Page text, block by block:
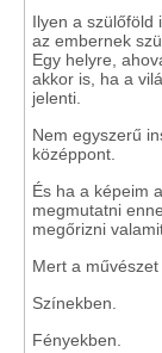
Ilyen a szülőföld
az embernek
Egy helyre,
akkor is, ha a
jelenti.
Nem egyszerű
középpont.
És ha a képeim
megmutatni
megőrizni
Mert a
Színekben.
Fényekben.